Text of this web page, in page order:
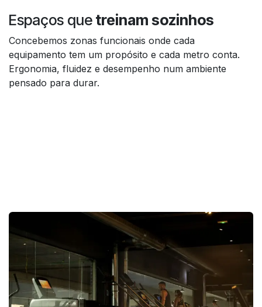
Espaços que treinam sozinhos
Concebemos zonas funcionais onde cada
equipamento tem um propósito e cada metro conta.
Ergonomia, fluidez e desempenho num ambiente
pensado para durar.